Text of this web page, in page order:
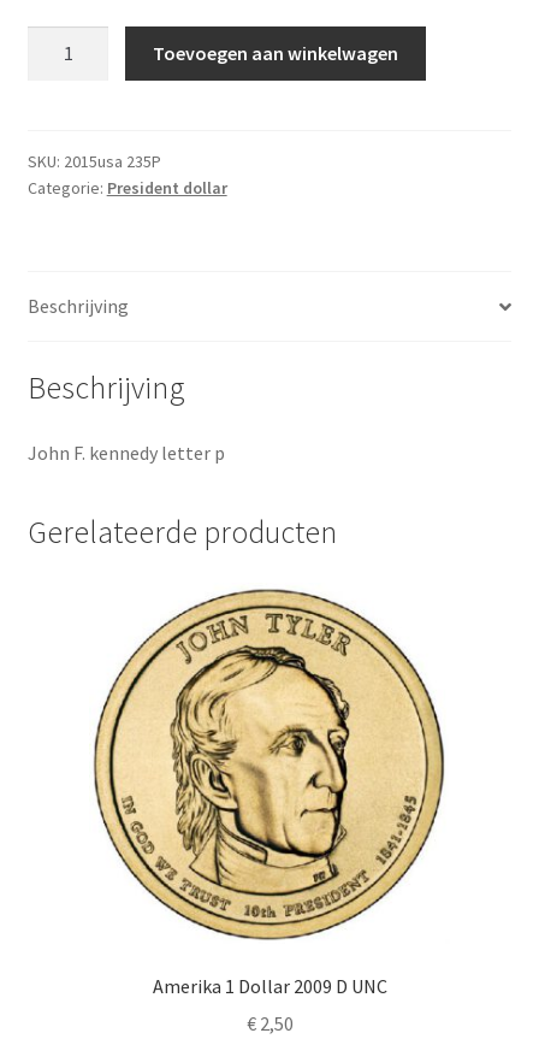
P
UNC
Toevoegen aan winkelwagen
SKU: 2015usa 235P
Categorie: President dollar
Beschrijving
Beschrijving
John F. kennedy letter p
Gerelateerde producten
Amerika 1 Dollar 2009 D UNC
€2,50